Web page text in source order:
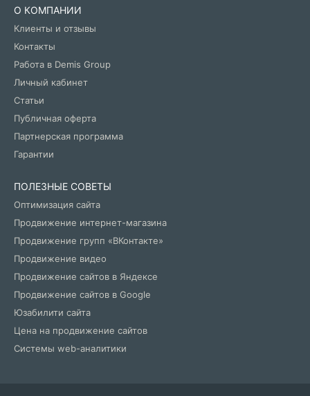
О КОМПАНИИ
Клиенты и отзывы
Контакты
Работа в Demis Group
Личный кабинет
Статьи
Публичная оферта
Партнерская программа
Гарантии
ПОЛЕЗНЫЕ СОВЕТЫ
Оптимизация сайта
Продвижение интернет-магазина
Продвижение групп «ВКонтакте»
Продвижение видео
Продвижение сайтов в Яндексе
Продвижение сайтов в Google
Юзабилити сайта
Цена на продвижение сайтов
Системы web-аналитики